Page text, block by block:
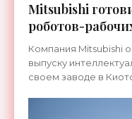
Mitsubishi
роботов-
Компания Mitsubishi
выпуску
своем заводе в